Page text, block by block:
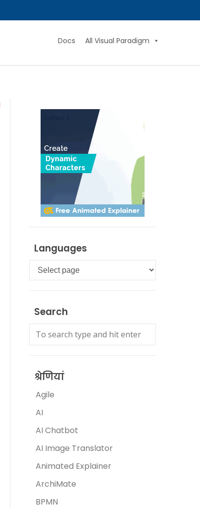
Docs All Visual Paradigm
Languages
Languages
Search
श्रेणियां
Agile
AI
AI Chatbot
AI Image Translator
Animated Explainer
ArchiMate
BPMN